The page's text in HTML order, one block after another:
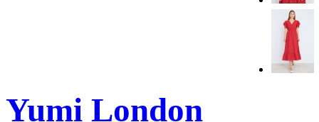
Yumi London